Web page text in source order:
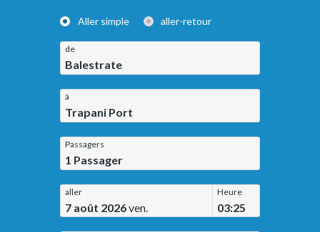
Aller simple aller-retour
de
Balestrate
à
Trapani Port
Passagers
1 Passager
aller
7 août 2026ven.
Heure
03:25